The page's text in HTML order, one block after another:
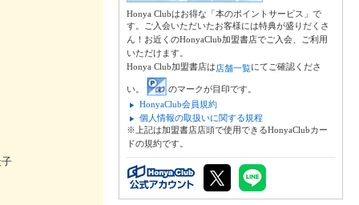
Honya Clubはお得な「本のポイントサービス」で
す。ご入会いただいたお客様には特典が盛りだくさ
ん！お近くのHonyaClub加盟書店でご入会、ご利用
いただけます。
Honya Club加盟書店は店舗一覧にてご確認くださ
い。
のマークが目印です。
HonyaClub会員規約
個人情報の取扱いに関する規程
※上記は加盟書店店頭で使用できるHonyaClubカー
ドの規約です。